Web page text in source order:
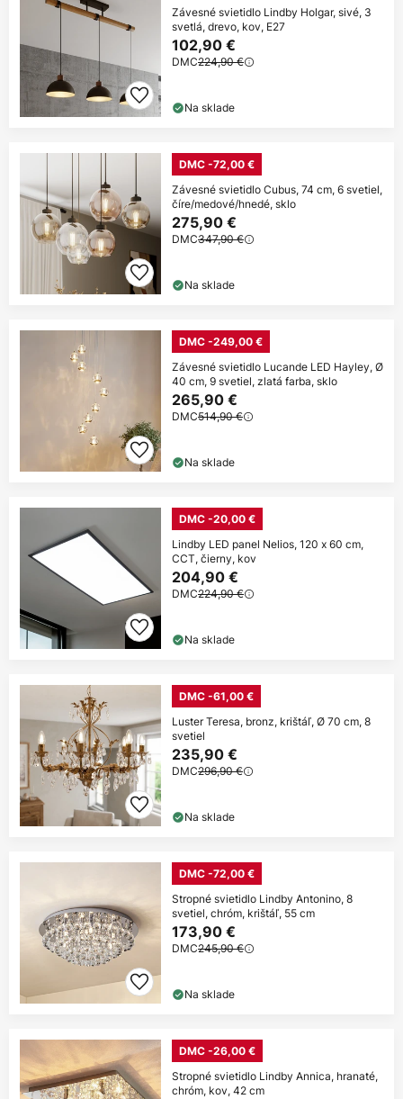
Závesné svietidlo Lindby Holgar, sivé, 3
svetlá, drevo, kov, E27
102,90 €
DMC224,90 €
Na sklade
DMC -72,00 €
Závesné svietidlo Cubus, 74 cm, 6 svetiel,
číre/medové/hnedé, sklo
275,90 €
DMC347,90 €
Na sklade
DMC -249,00 €
Závesné svietidlo Lucande LED Hayley, Ø
40 cm, 9 svetiel, zlatá farba, sklo
265,90 €
DMC514,90 €
Na sklade
DMC -20,00 €
Lindby LED panel Nelios, 120 x 60 cm,
CCT, čierny, kov
204,90 €
DMC224,90 €
Na sklade
DMC -61,00 €
Luster Teresa, bronz, krištáľ, Ø 70 cm, 8
svetiel
235,90 €
DMC296,90 €
Na sklade
DMC -72,00 €
Stropné svietidlo Lindby Antonino, 8
svetiel, chróm, krištáľ, 55 cm
173,90 €
DMC245,90 €
Na sklade
DMC -26,00 €
Stropné svietidlo Lindby Annica, hranaté,
chróm, kov, 42 cm